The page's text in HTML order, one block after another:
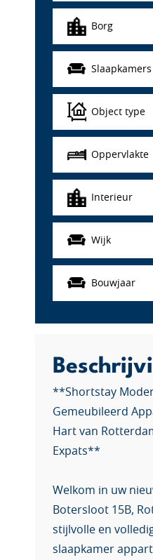
Borg
Slaapkamers
Object type
Oppervlakte
Interieur
Wijk
Bouwjaar
**Shortstay
Gemeubileerd
Hart van
Expats**
Welkom in uw
Botersloot 15B,
stijlvolle en
slaapkamer